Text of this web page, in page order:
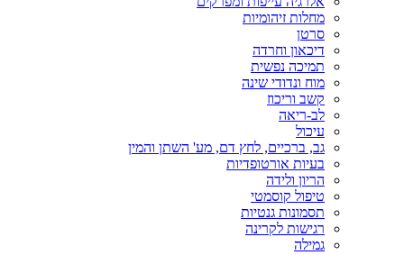
מחלות זיהומיות
סרטן
דיכאון וחרדה
תמיכה נפשית
מוח ונדודי שינה
קשב וריכוז
לב-ריאה
עיכול
גב, ברכיים, לחץ דם, מע' השתן והמין
בעיות אורטופדיות
הריון ולידה
טיפול קוסמטי
תסמונות גנטיות
רגישות לקרינה
גמילה